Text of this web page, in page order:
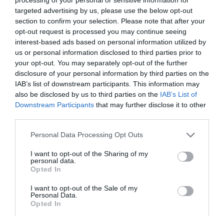
targeted advertising by us, please use the below opt-out
section to confirm your selection. Please note that after your
opt-out request is processed you may continue seeing
interest-based ads based on personal information utilized by
us or personal information disclosed to third parties prior to
your opt-out. You may separately opt-out of the further
disclosure of your personal information by third parties on the
IAB’s list of downstream participants. This information may
also be disclosed by us to third parties on the IAB’s List of
Downstream Participants that may further disclose it to other
Personal Data Processing Opt Outs
I want to opt-out of the Sharing of my
personal data.
Opted In
I want to opt-out of the Sale of my
Personal Data.
Opted In
klarar grundskolan
Robert Beronius
29 julLIBERAL
Dags att ge Rimbo mer makt?
Robert Beronius
Kultur/Nöje
Punkfestivalen Byskvaller växer –
satsar på hela familjen
Gary Moore-veteran gästar